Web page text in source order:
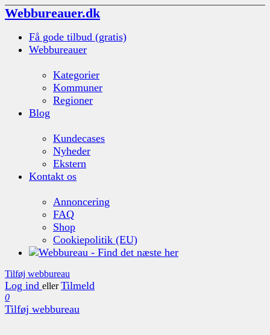
Webbureauer.dk
Få gode tilbud (gratis)
Webbureauer
Kategorier
Kommuner
Regioner
Blog
Kundecases
Nyheder
Ekstern
Kontakt os
Annoncering
FAQ
Shop
Cookiepolitik (EU)
Tilføj webbureau
Log ind eller Tilmeld
0
Tilføj webbureau